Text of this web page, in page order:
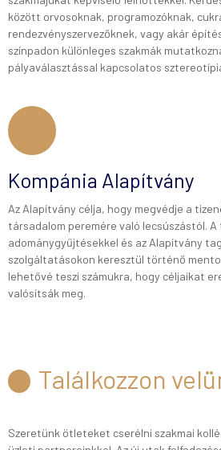
között orvosoknak, programozóknak,
rendezvényszervezőknek, vagy akár
színpadon különleges szakmák
pályaválasztással kapcsolatos
Kompánia Alapítvány
Az Alapítvány célja, hogy megvédje a
társadalom peremére való lecsúszástól.
adománygyűjtésekkel és az Alapítvány
szolgáltatásokon keresztül történő
lehetővé teszi számukra, hogy céljaikat
valósítsák meg.
Találkozzon
Szeretünk ötleteket cserélni szakmai